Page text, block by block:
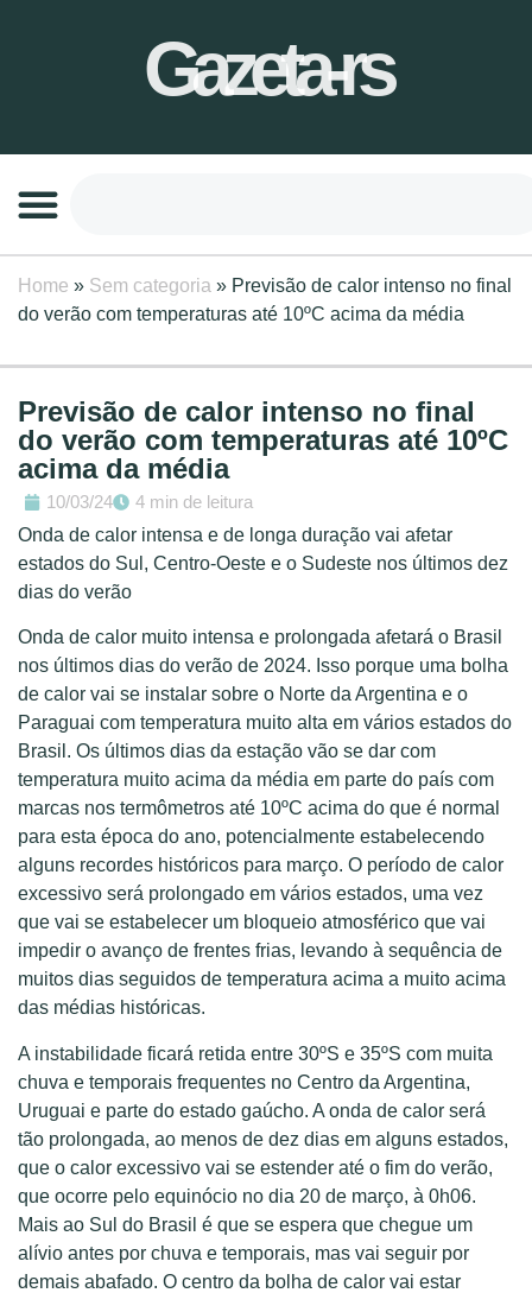
Gazeta-rs
Home » Sem categoria » Previsão de calor intenso no final
do verão com temperaturas até 10ºC acima da média
Previsão de calor intenso no final
do verão com temperaturas até 10ºC
acima da média
10/03/24
4 min de leitura
Onda de calor intensa e de longa duração vai afetar
estados do Sul, Centro-Oeste e o Sudeste nos últimos dez
dias do verão
Onda de calor muito intensa e prolongada afetará o Brasil
nos últimos dias do verão de 2024. Isso porque uma bolha
de calor vai se instalar sobre o Norte da Argentina e o
Paraguai com temperatura muito alta em vários estados do
Brasil. Os últimos dias da estação vão se dar com
temperatura muito acima da média em parte do país com
marcas nos termômetros até 10ºC acima do que é normal
para esta época do ano, potencialmente estabelecendo
alguns recordes históricos para março. O período de calor
excessivo será prolongado em vários estados, uma vez
que vai se estabelecer um bloqueio atmosférico que vai
impedir o avanço de frentes frias, levando à sequência de
muitos dias seguidos de temperatura acima a muito acima
das médias históricas.
A instabilidade ficará retida entre 30ºS e 35ºS com muita
chuva e temporais frequentes no Centro da Argentina,
Uruguai e parte do estado gaúcho. A onda de calor será
tão prolongada, ao menos de dez dias em alguns estados,
que o calor excessivo vai se estender até o fim do verão,
que ocorre pelo equinócio no dia 20 de março, à 0h06.
Mais ao Sul do Brasil é que se espera que chegue um
alívio antes por chuva e temporais, mas vai seguir por
demais abafado. O centro da bolha de calor vai estar